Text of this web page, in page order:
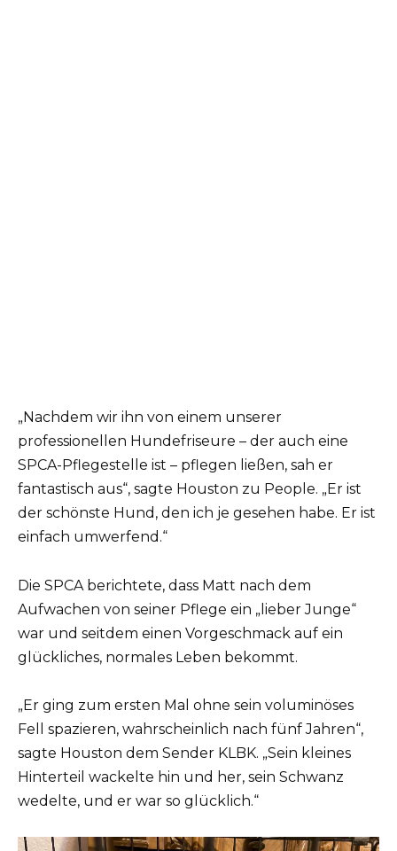
„Nachdem wir ihn von einem unserer
professionellen Hundefriseure – der auch eine
SPCA-Pflegestelle ist – pflegen ließen, sah er
fantastisch aus“, sagte Houston zu People. „Er ist
der schönste Hund, den ich je gesehen habe. Er ist
einfach umwerfend.“
Die SPCA berichtete, dass Matt nach dem
Aufwachen von seiner Pflege ein „lieber Junge“
war und seitdem einen Vorgeschmack auf ein
glückliches, normales Leben bekommt.
„Er ging zum ersten Mal ohne sein voluminöses
Fell spazieren, wahrscheinlich nach fünf Jahren“,
sagte Houston dem Sender KLBK. „Sein kleines
Hinterteil wackelte hin und her, sein Schwanz
wedelte, und er war so glücklich.“